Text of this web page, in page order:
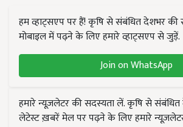
हम व्हाट्सएप पर हैं! कृषि से संबंधित देशभर
मोबाइल में पढ़ने के लिए हमारे व्हाट्सएप से जुड़ें.
Join on WhatsApp
हमारे न्यूज़लेटर की सदस्यता लें. कृषि से
लेटेस्ट ख़बरें मेल पर पढ़ने के लिए हमारे